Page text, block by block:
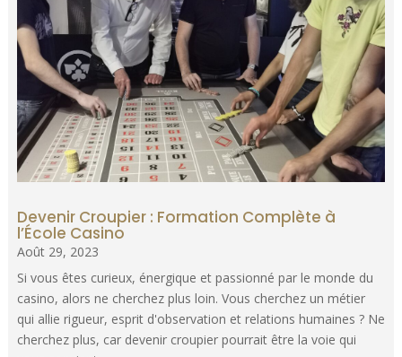
Devenir Croupier : Formation Complète à
l’École Casino
Août 29, 2023
Si vous êtes curieux, énergique et passionné par le monde du
casino, alors ne cherchez plus loin. Vous cherchez un métier
qui allie rigueur, esprit d'observation et relations humaines ? Ne
cherchez plus, car devenir croupier pourrait être la voie qui